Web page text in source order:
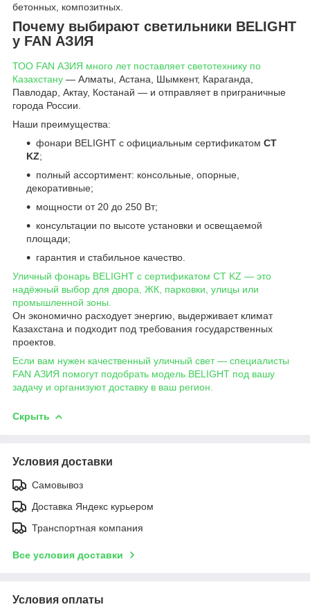
бетонных, композитных.
Почему выбирают светильники BELIGHT
у FAN АЗИЯ
ТОО FAN АЗИЯ много лет поставляет светотехнику по
Казахстану — Алматы, Астана, Шымкент, Караганда,
Павлодар, Актау, Костанай — и отправляет в приграничные
города России.
Наши преимущества:
фонари BELIGHT с официальным сертификатом СТ
KZ;
полный ассортимент: консольные, опорные,
декоративные;
мощности от 20 до 250 Вт;
консультации по высоте установки и освещаемой
площади;
гарантия и стабильное качество.
Уличный фонарь BELIGHT с сертификатом СТ KZ — это
надёжный выбор для двора, ЖК, парковки, улицы или
промышленной зоны.
Он экономично расходует энергию, выдерживает климат
Казахстана и подходит под требования государственных
проектов.
Если вам нужен качественный уличный свет — специалисты
FAN АЗИЯ помогут подобрать модель BELIGHT под вашу
задачу и организуют доставку в ваш регион.
Скрыть
Условия доставки
Самовывоз
Доставка Яндекс курьером
Транспортная компания
Все условия доставки
Условия оплаты